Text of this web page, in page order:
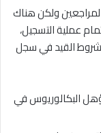
ولكن هناك
عملية التسجيل،
شروط القيد في سجل
البكالوريوس في